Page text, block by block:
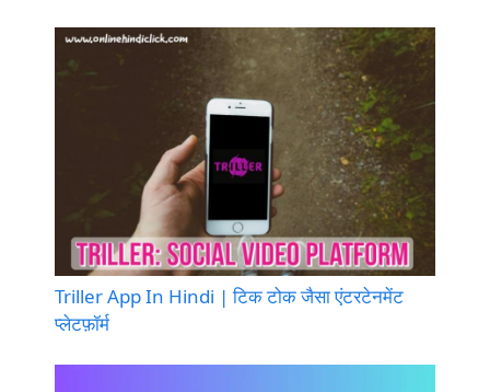
Triller App In Hindi | टिक टोक जैसा एंटरटेनमेंट
प्लेटफ़ॉर्म